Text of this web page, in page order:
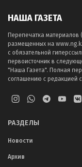
НАША ГАЗЕТА
Перепечатка
размещенных на
с обязательной
первоисточник в
"Наша Газета". Полная
соглашению с редакцией
РАЗДЕЛЫ
Новости
Архив